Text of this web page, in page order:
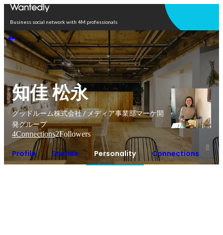
Business social network with 4M professionals
知佳 松永
グッドルーム株式会社 / メディア事業部マーケ開
発グループ
4Connections2Followers
Profile Stories Personality Connections